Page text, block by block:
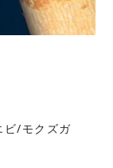
ビ/モクズガ